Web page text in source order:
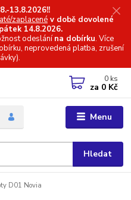
13.8.2026!!
zaplacené v době dovolené
14.8.2026.
odeslánína dobírku. Více
neprovedená platba, zrušení
Menu
Hledat
0 ks
za 0 Kč
D01 Novia